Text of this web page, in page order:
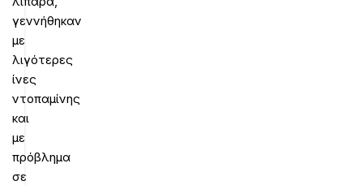
γεννήθηκαν
με
λιγότερες
ίνες
ντοπαμίνης
και
με
πρόβλημα
σε